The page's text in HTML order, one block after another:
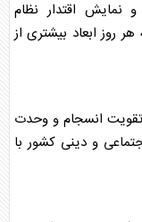
نمایش اقتدار نظام
روز ابعاد بیشتری از
تقویت انسجام و وحدت
و دینی کشور با